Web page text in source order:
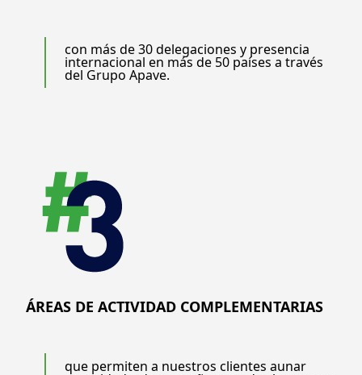
con más de 30 delegaciones y presencia
internacional en más de 50 países a través
del Grupo Apave.
ÁREAS DE ACTIVIDAD COMPLEMENTARIAS
que permiten a nuestros clientes aunar